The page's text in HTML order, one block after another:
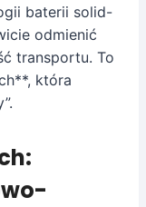
baterii solid-
odmienić
transportu. To
która